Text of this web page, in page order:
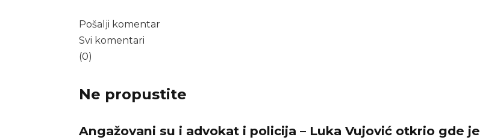
Pošalji komentar
Svi komentari
(0)
Ne propustite
Angažovani su i advokat i policija – Luka Vujović otkrio gde je